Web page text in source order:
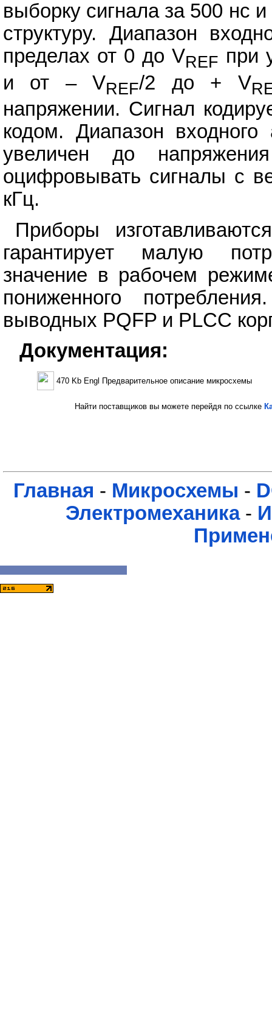
выборку сигнала за 500 нс
структуру. Диапазон
пределах от 0 до VREF при
и от – VREF/2 до + V
напряжении. Сигнал
кодом. Диапазон
увеличен до
оцифровывать сигналы с
кГц.
Приборы
гарантирует малую
значение в рабочем
пониженного
выводных PQFP и PLCC
Документация:
470 Kb Engl Предварительное описание микросхемы
Найти поставщиков вы можете перейдя по ссылке
Главная - Микросхемы -
Электромеханика-